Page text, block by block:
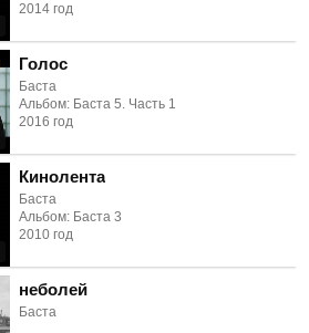
2014 год
Голос
Баста
Альбом: Баста 5. Часть 1
2016 год
Кинолента
Баста
Альбом: Баста 3
2010 год
неболей
Баста